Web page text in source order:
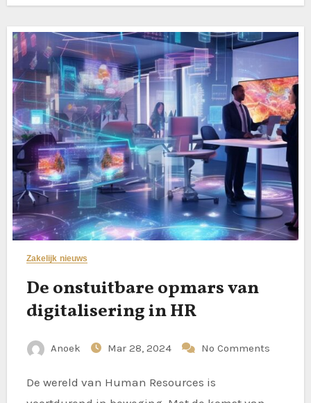
Zakelijk nieuws
De onstuitbare opmars van
digitalisering in HR
Anoek Mar 28, 2024 No Comments
De wereld van Human Resources is